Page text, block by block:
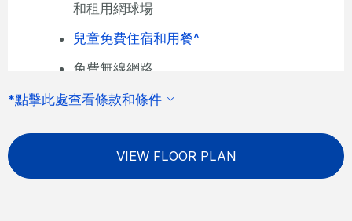
和租用網球場
兒童免費住宿和用餐^
免費無線網路
*點擊此處查看條款和條件
VIEW FLOOR PLAN